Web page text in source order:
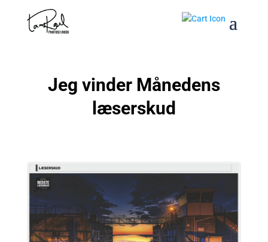
Jeg vinder Månedens
læserskud